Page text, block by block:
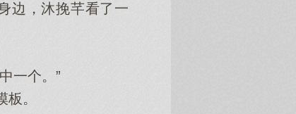
边，沐挽芊看了一
一个。”
。